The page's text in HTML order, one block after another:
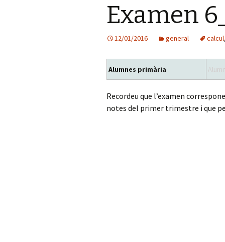
Examen
12/01/2016 general calcul,
Alumnes primària
Recordeu que l’examen
notes del primer trimestre i que